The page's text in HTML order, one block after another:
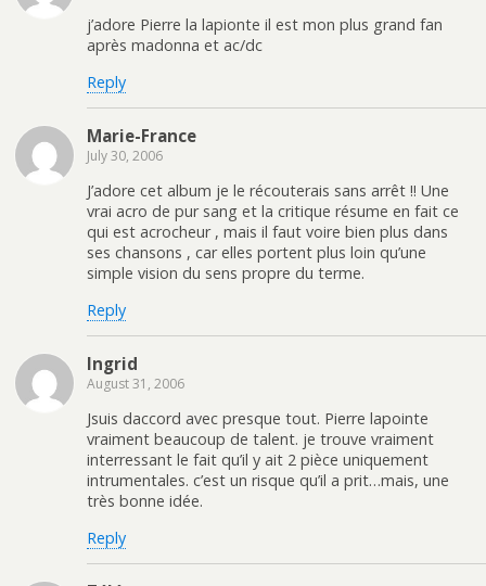
j’adore Pierre la lapionte il est mon plus grand fan
après madonna et ac/dc
Reply
Marie-France
July 30, 2006
J’adore cet album je le récouterais sans arrêt !! Une
vrai acro de pur sang et la critique résume en fait ce
qui est acrocheur , mais il faut voire bien plus dans
ses chansons , car elles portent plus loin qu’une
simple vision du sens propre du terme.
Reply
Ingrid
August 31, 2006
Jsuis daccord avec presque tout. Pierre lapointe
vraiment beaucoup de talent. je trouve vraiment
interressant le fait qu’il y ait 2 pièce uniquement
intrumentales. c’est un risque qu’il a prit…mais, une
très bonne idée.
Reply